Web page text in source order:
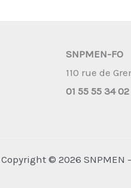
SNPMEN-FO
110 rue de
01 55 55 34 02
Copyright © 2026 SNPMEN